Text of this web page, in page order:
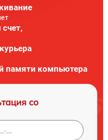
памяти компьютера
со